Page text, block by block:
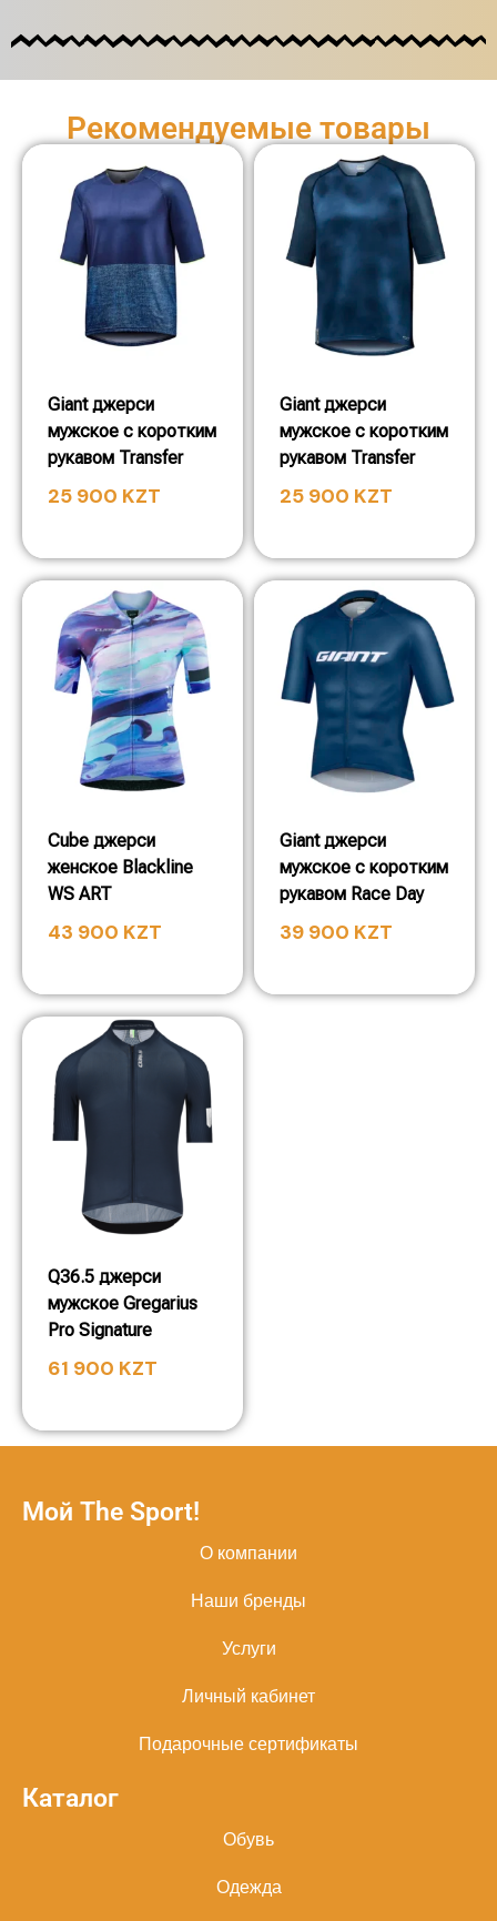
Рекомендуемые товары
Giant джерси
мужское с коротким
рукавом Transfer
25 900 KZT
Giant джерси
мужское с коротким
рукавом Transfer
25 900 KZT
Cube джерси
женское Blackline
WS ART
43 900 KZT
Giant джерси
мужское с коротким
рукавом Race Day
39 900 KZT
Q36.5 джерси
мужское Gregarius
Pro Signature
61 900 KZT
Мой The Sport!
О компании
Наши бренды
Услуги
Личный кабинет
Подарочные сертификаты
Каталог
Обувь
Одежда